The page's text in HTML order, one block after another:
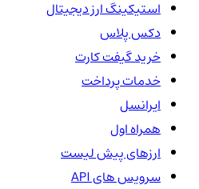
استیکینگ ارز دیجیتال
دکس پلاس
خرید گیفت کارت
خدمات پرداخت
ایرانسل
همراه اول
ارزهای پیش لیست
سرویس های API